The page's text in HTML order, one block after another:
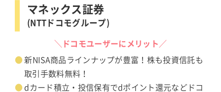
マネックス証券
(NTTドコモグループ)
＼ドコモユーザーにメリット／
新NISA商品ラインナップが豊富！株も投資信託も
取引手数料無料！
dカード積立・投信保有でdポイント還元などドコ